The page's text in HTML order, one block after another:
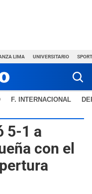
LIMA UNIVERSITARIO
F. INTERNACIONAL
5-1 a
con el